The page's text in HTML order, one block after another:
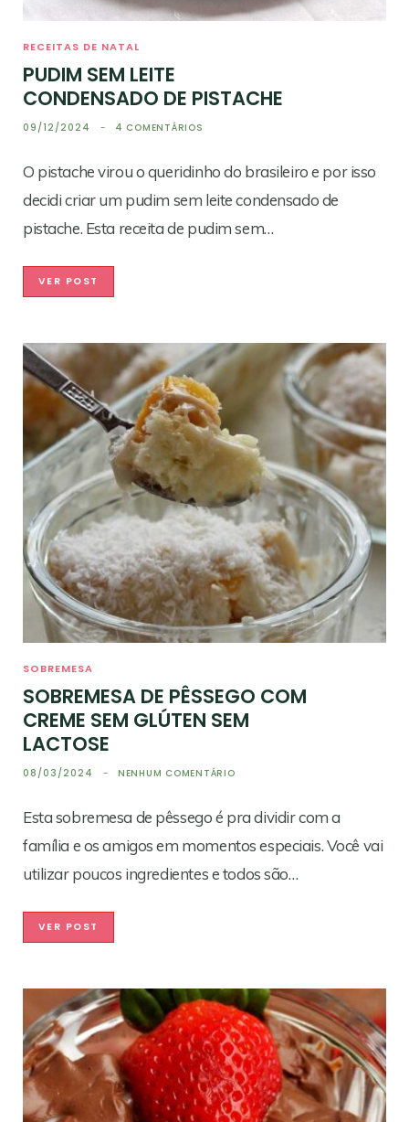
RECEITAS DE NATAL
PUDIM SEM LEITE
CONDENSADO DE PISTACHE
09/12/2024 4 COMENTÁRIOS
O pistache virou o queridinho do brasileiro e por isso
decidi criar um pudim sem leite condensado de
pistache. Esta receita de pudim sem…
VER POST
SOBREMESA
SOBREMESA DE PÊSSEGO COM
CREME SEM GLÚTEN SEM
LACTOSE
08/03/2024 NENHUM COMENTÁRIO
Esta sobremesa de pêssego é pra dividir com a
família e os amigos em momentos especiais. Você vai
utilizar poucos ingredientes e todos são…
VER POST